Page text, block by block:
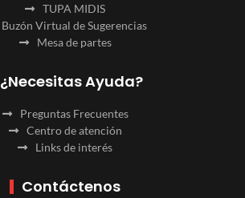
TUPA MIDIS
Buzón Virtual de Sugerencias
Mesa de partes
¿Necesitas Ayuda?
Preguntas Frecuentes
Centro de atención
Links de interés
Contáctenos